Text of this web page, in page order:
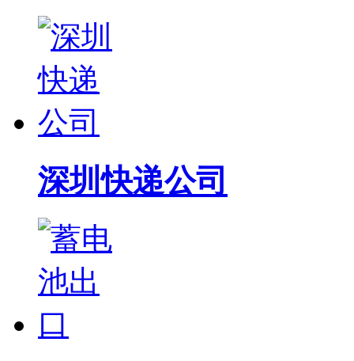
深圳快递公司